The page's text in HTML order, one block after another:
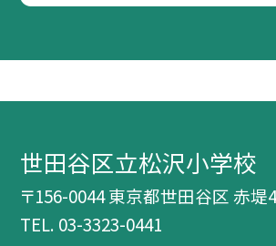
世田谷区立松沢小学校
〒156-0044 東京都世田谷区 赤堤
TEL. 03-3323-0441